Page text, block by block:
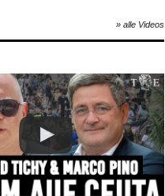
» alle Videos